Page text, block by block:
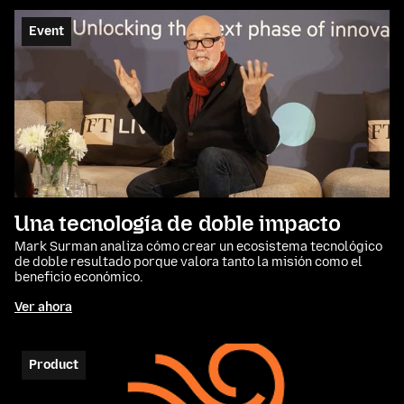
Una tecnología de doble impacto
Event
Mark Surman analiza cómo crear un ecosistema tecnológico
de doble resultado porque valora tanto la misión como el
beneficio económico.
Ver ahora
Product